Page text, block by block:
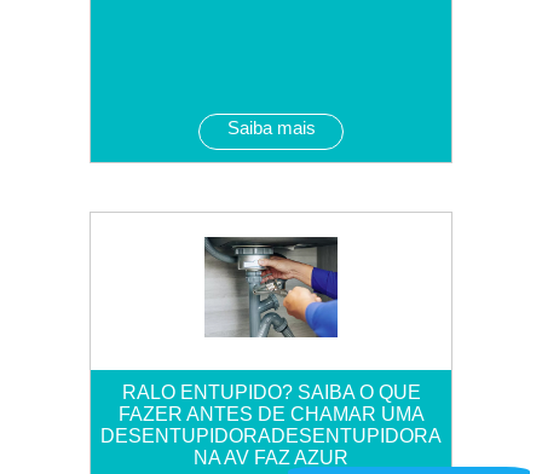
Saiba mais
RALO ENTUPIDO? SAIBA O QUE
FAZER ANTES DE CHAMAR UMA
DESENTUPIDORADESENTUPIDORA
NA AV FAZ AZUR